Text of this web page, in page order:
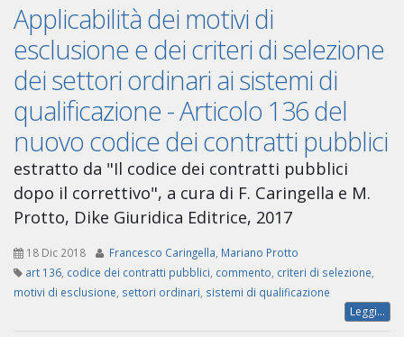
Applicabilità dei motivi di
esclusione e dei criteri di selezione
dei settori ordinari ai sistemi di
qualificazione - Articolo 136 del
nuovo codice dei contratti pubblici
estratto da "Il codice dei contratti pubblici
dopo il correttivo", a cura di F. Caringella e M.
Protto, Dike Giuridica Editrice, 2017
18 Dic 2018 Francesco Caringella Mariano Protto
art 136 codice dei contratti pubblici commento criteri di selezione
motivi di esclusione settori ordinari sistemi di qualificazione
Leggi...